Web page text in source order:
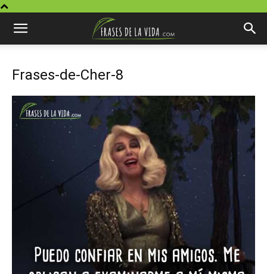
Frases-de-Cher-8